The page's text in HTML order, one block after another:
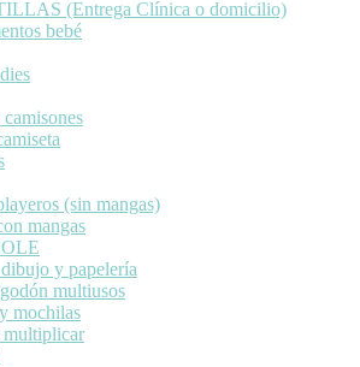
(Entrega Clínica o domicilio)
bebé
(sin mangas)
mangas
y papelería
multiusos
mochilas
multiplicar